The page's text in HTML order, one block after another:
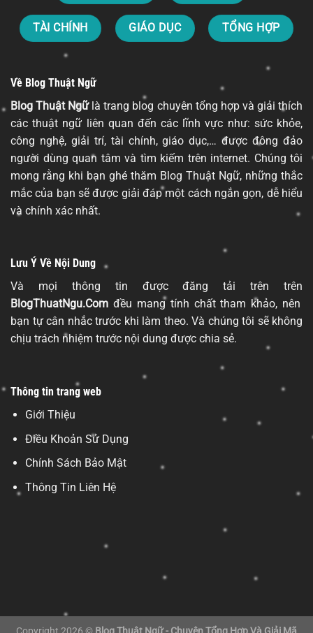
TÀI CHÍNH GIÁO DỤC TỔNG HỢP
Về Blog Thuật Ngữ
Blog Thuật Ngữlà trang blog chuyên tổng hợp và giải thích
các thuật ngữ liên quan đến các lĩnh vực như: sức khỏe,
công nghệ, giải trí, tài chính, giáo dục,… được đông đảo
người dùng quan tâm và tìm kiếm trên internet. Chúng tôi
mong rằng khi bạn ghé thăm Blog Thuật Ngữ, những thắc
mắc của bạn sẽ được giải đáp một cách ngắn gọn, dễ hiểu
và chính xác nhất.
Lưu Ý Về Nội Dung
Và mọi thông tin được đăng tải trên trên
BlogThuatNgu.Com đều mang tính chất tham khảo, nên
bạn tự cân nhắc trước khi làm theo. Và chúng tôi sẽ không
chịu trách nhiệm trước nội dung được chia sẻ.
Thông tin trang web
Giới Thiệu
Điều Khoản Sử Dụng
Chính Sách Bảo Mật
Thông Tin Liên Hệ